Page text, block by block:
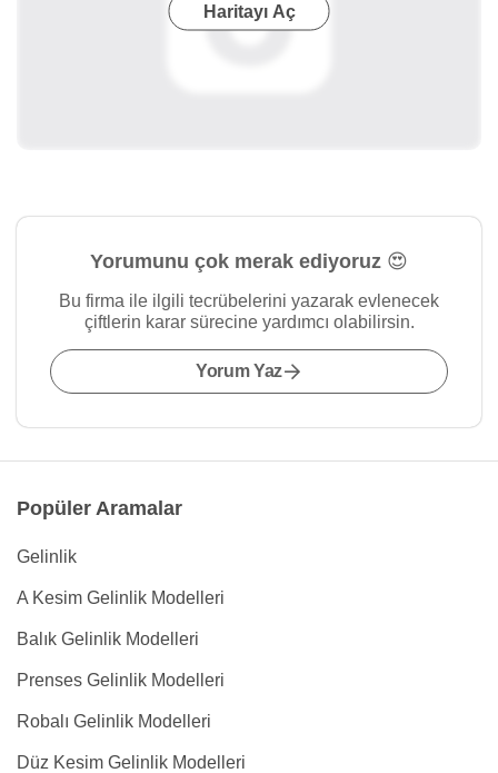
Haritayı Aç
Yorumunu çok merak ediyoruz 😍
Bu firma ile ilgili tecrübelerini yazarak evlenecek
çiftlerin karar sürecine yardımcı olabilirsin.
Yorum Yaz
Popüler Aramalar
Gelinlik
A Kesim Gelinlik Modelleri
Balık Gelinlik Modelleri
Prenses Gelinlik Modelleri
Robalı Gelinlik Modelleri
Düz Kesim Gelinlik Modelleri